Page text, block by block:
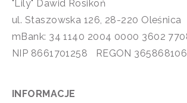
"Lily" Dawid Rosikoń
ul. Staszowska 126, 28-220 Oleśnica
mBank: 34 1140 2004 0000 3602
NIP 8661701258 REGON 365868106
INFORMACJE